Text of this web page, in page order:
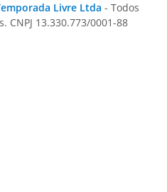
Livre Ltda - Todos
CNPJ 13.330.773/0001-88